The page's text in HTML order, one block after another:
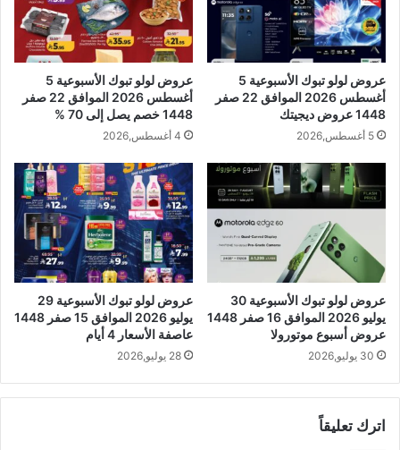
عروض لولو تبوك الأسبوعية 5
أغسطس 2026 الموافق 22 صفر
1448 عروض ديجيتك
5 أغسطس,2026
عروض لولو تبوك الأسبوعية 5
أغسطس 2026 الموافق 22 صفر
1448 خصم يصل إلى 70 %
4 أغسطس,2026
عروض لولو تبوك الأسبوعية 30
يوليو 2026 الموافق 16 صفر 1448
عروض أسبوع موتورولا
30 يوليو,2026
عروض لولو تبوك الأسبوعية 29
يوليو 2026 الموافق 15 صفر 1448
عاصفة الأسعار 4 أيام
28 يوليو,2026
اترك تعليقاً